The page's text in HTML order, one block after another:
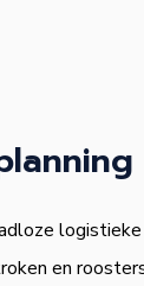
logistieke
en